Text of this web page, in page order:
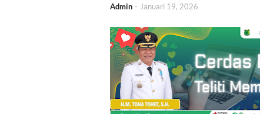
Admin - Januari 19, 2026